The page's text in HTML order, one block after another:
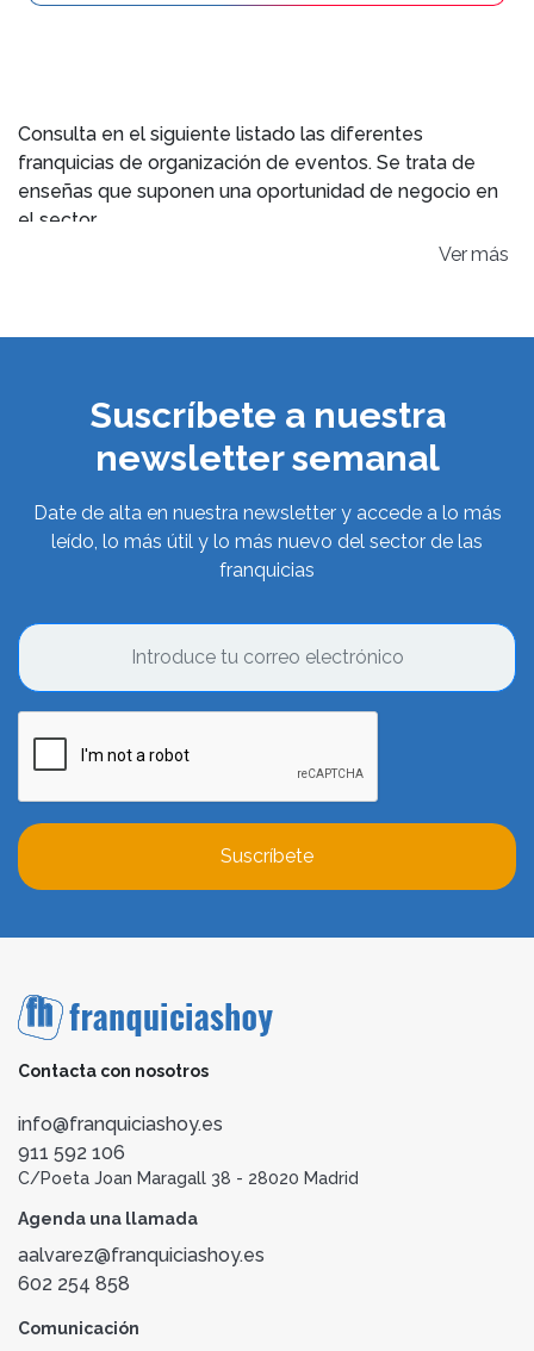
Consulta en el siguiente listado las diferentes
franquicias de organización de eventos. Se trata de
enseñas que suponen una oportunidad de negocio en
el sector.
Ver
Suscríbete a nuestra
newsletter semanal
Date de alta en nuestra newsletter y accede a lo más
leído, lo más útil y lo más nuevo del sector de las
franquicias
Suscríbete
Contacta con nosotros
info@franquiciashoy.es
911 592 106
C/Poeta Joan Maragall 38 - 28020 Madrid
Agenda una llamada
aalvarez@franquiciashoy.es
602 254 858
Comunicación